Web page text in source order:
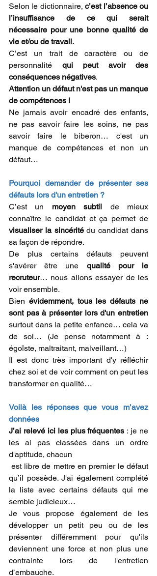
Selon le dictionnaire, c’est l’absence ou
l’insuffisance de ce qui serait
nécessaire pour une bonne qualité de
vie et/ou de travail.
C’est
un trait de caractère ou de
personnalité qui peut avoir des
conséquences négatives.
Attention un défaut n'est pas un manque
de compétences !
Ne jamais avoir encadré des enfants,
ne pas savoir faire les soins, ne pas
savoir faire le biberon… c'est un
manque de compétences et non un
défaut…
Pourquoi demander de présenter ses
défauts lors d'un entretien ?
C’est un moyen subtil de mieux
visualiser la sincérité du candidat dans
sa façon de répondre.
De plus certains défauts peuvent
s'avérer être une qualité pour le
recruteur… nous allons essayer de les
voir ensemble.
Bien évidemment, tous les défauts ne
sont pas à présenter lors d'un entretien
surtout dans la petite enfance… cela va
de soi… (Je pense notamment à :
égoïste, maltraitant, malveillant…)
Il est donc très important d'y réfléchir
chez soi et de voir comment on peut les
transformer en qualité…
Voilà les réponses que vous m’avez
données
J’ai relevé ici les plus fréquentes : je ne
les ai pas classées dans un ordre
d'aptitude, chacun
est libre de mettre en premier le défaut
qu’il possède. J'ai également complété
la liste avec certains défauts qui me
semble judicieux…
Je vous propose également de les
développer un petit peu ou de les
présenter différemment pour qu'ils
deviennent une force et non plus une
contrainte lors de l'entretien
d’embauche.